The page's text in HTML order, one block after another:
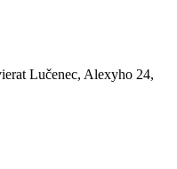
Lučenec, Alexyho 24,